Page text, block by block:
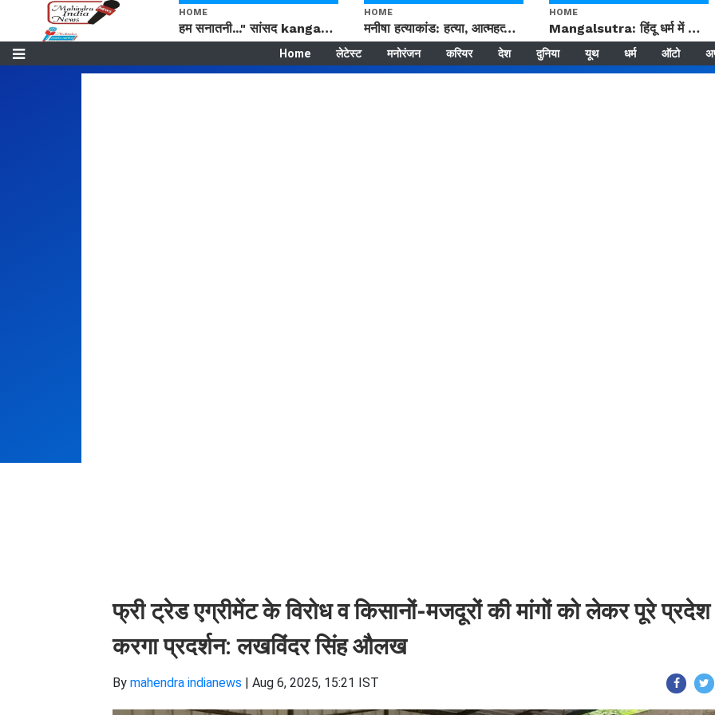
HOME
हम सनातनी..." सांसद kangana Ranaut से क्या बोली लड़की? Viral Jantar-Mantar | CJP protest
HOME
मनीषा हत्याकांड: हत्या, आत्महत्या या कोई बड़ा राज? | Full Story | Josh Haryana
HOME
Mangalsutra: हिंदू धर्म में शादी के बाद मंगलसूत्र क्यों पहनती है महिलाएं, किसने शुरु की ये परंपरा
Home लेटेस्ट मनोरंजन करियर देश दुनिया यूथ धर्म ऑटो
फ्री ट्रेड एग्रीमेंट के विरोध व किसानों-मजदूरों की मांगों को लेकर पूरे
करगा प्रदर्शन: लखविंदर सिंह औलख
By mahendra indianews | Aug 6, 2025, 15:21 IST